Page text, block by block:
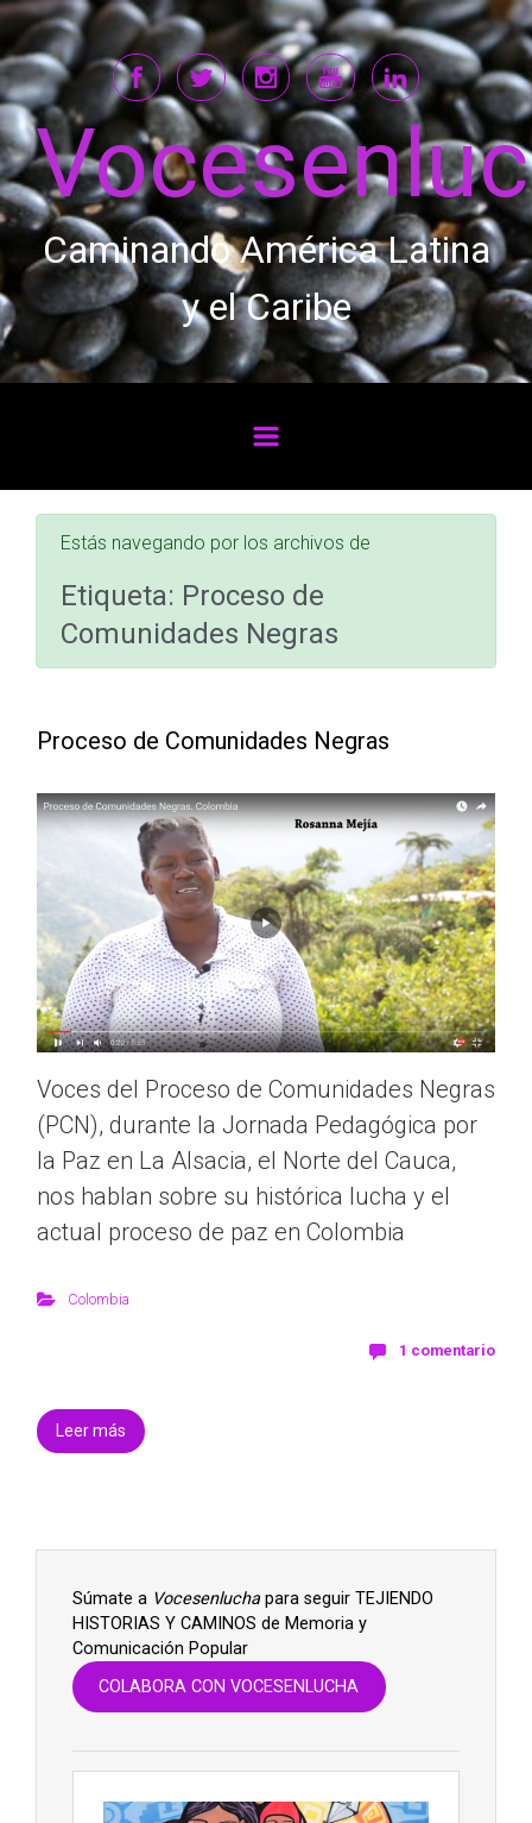
Saltar al contenido principal
Caminando América Latina
y el Caribe
Estás navegando por los archivos de
Etiqueta: Proceso de
Comunidades Negras
Proceso de Comunidades Negras
Voces del Proceso de Comunidades Negras
(PCN), durante la Jornada Pedagógica por
la Paz en La Alsacia, el Norte del Cauca,
nos hablan sobre su histórica lucha y el
actual proceso de paz en Colombia
Colombia
1 comentario
Leer más
Súmate a Vocesenluchapara seguir TEJIENDO
HISTORIAS Y CAMINOS de Memoria y
Comunicación Popular
COLABORA CON VOCESENLUCHA